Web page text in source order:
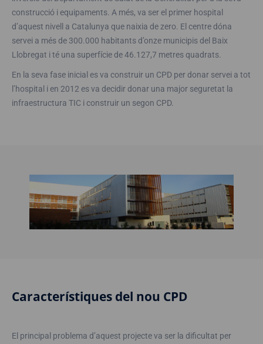
construcció i equipaments. A més, va ser el primer hospital
d’aquest nivell a Catalunya que naixia de zero. El centre dóna
servei a més de 300.000 habitants d’onze municipis del Baix
Llobregat i té una superfície de 46.127,7 metres quadrats.
En la seva fase inicial es va construir un CPD per donar servei a tot
l’hospital i en 2012 es va decidir donar una major seguretat la
infraestructura TIC i construir un segon CPD.
Característiques del nou CPD
El principal problema d’aquest projecte va ser la dificultat per